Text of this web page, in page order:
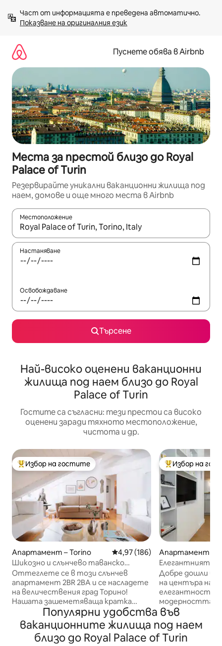
към
съдържанието
Показване на оригиналния език
Пуснете обява в Airbnb
Места за престой близо до Royal
Palace of Turin
Резервирайте уникални ваканционни жилища под
наем, домове и още много места в Airbnb
Местоположение
Когато резултатите се покажат, използвайте
Настаняване
Освобождаване
Търсене
Най-високо оценени ваканционни
жилища под наем близо до Royal
Palace of Turin
Гостите са съгласни: тези престои са високо
оценени заради тяхното местоположение,
чистота и др.
Най-популярен избор на гостите
Избор на гостите
Апартамент – Torino Средна оценка: 4,97 от 5,
4,97 (186)
Шикозно и слънчево таванско
помещение: близо до всичко ~
климатик и Wi-Fi
Оттеглете се в този слънчев
апартамент 2BR 2BA и се насладете
на величествения град Торино!
Нашата зашеметяваща кратка
почивка, която се гордее с модерен
дизайн, подчертан от
естествената слънчева светлина,
е сгушено на отлично място, което
Най-популярен
Избор на
Апартамент –
Елегантният
Добре дошли в
на центъра на
модерността в
Докато
запленени от
красота, която
Популярни удобства във
ваканционните жилища под наем
близо до Royal Palace of Turin